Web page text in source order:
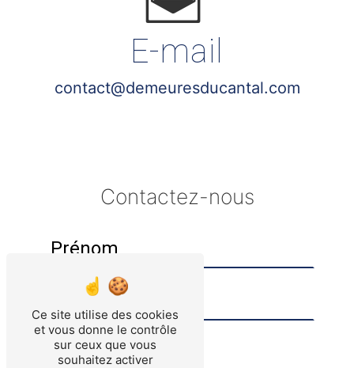
E-mail
contact@demeuresducantal.com
Contactez-nous
Ce site utilise des cookies
et vous donne le contrôle
sur ceux que vous
souhaitez activer